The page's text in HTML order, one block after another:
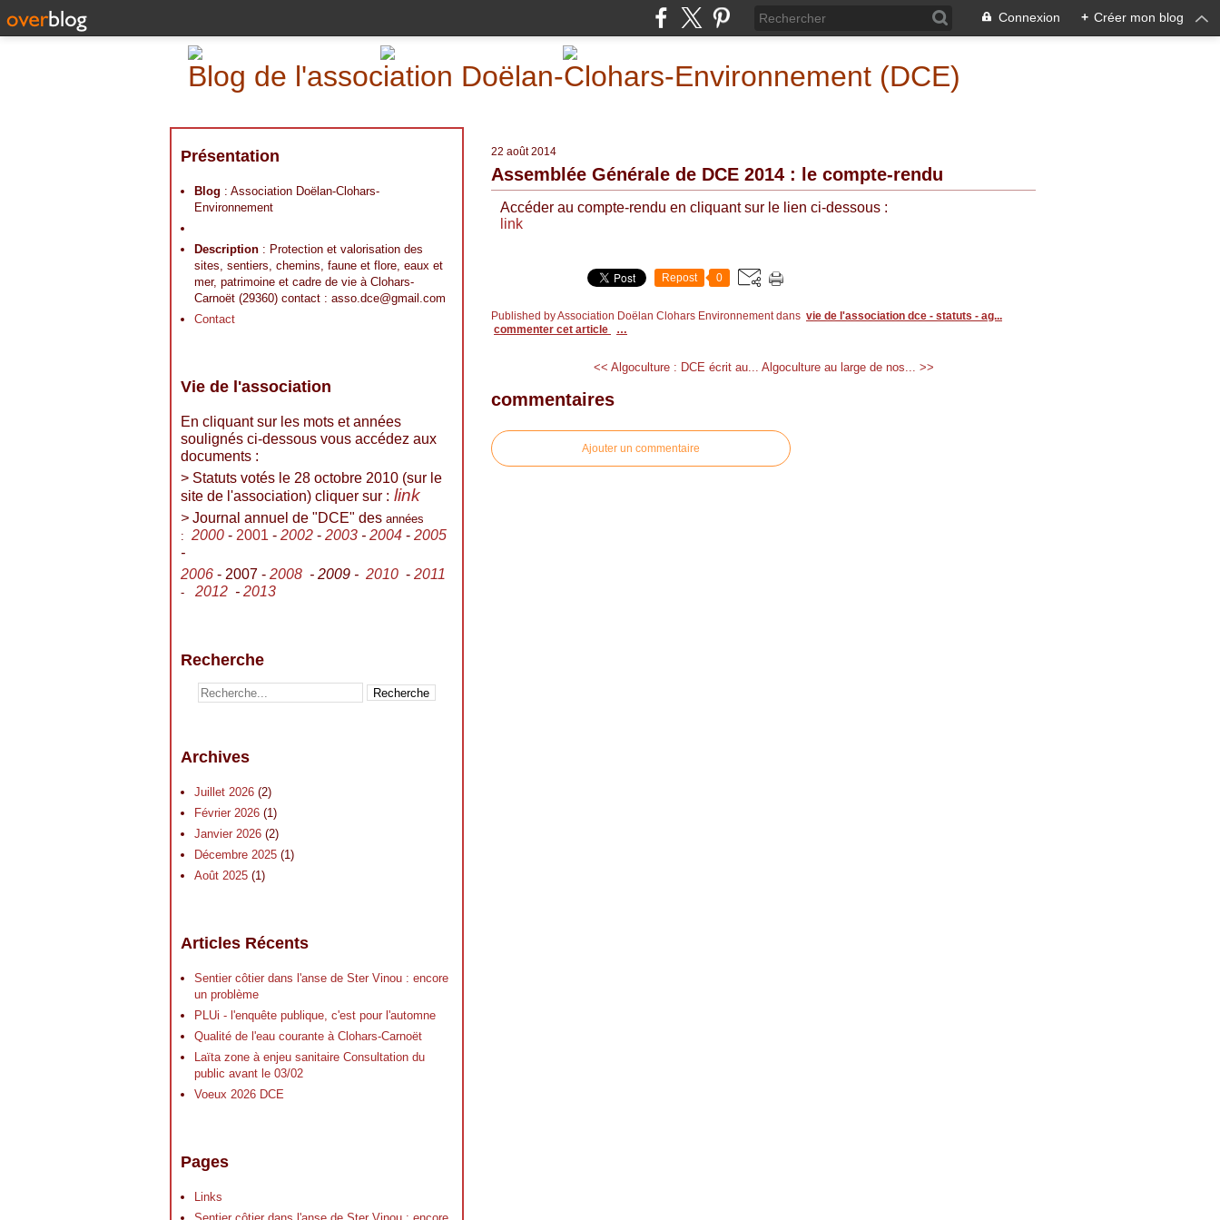
Connexion + Créer mon blog
Blog de l'association Doëlan-Clohars-Environnement (DCE)
Présentation
Blog : Association Doëlan-Clohars-
Environnement
Description : Protection et valorisation des
sites, sentiers, chemins, faune et flore, eaux et
mer, patrimoine et cadre de vie à Clohars-
Carnoët (29360) contact : asso.dce@gmail.com
Contact
Vie de l'association
En cliquant sur les mots et années
soulignés ci-dessous vous accédez aux
documents :
> Statuts votés le 28 octobre 2010 (sur le
site de l'association) cliquer sur : link
> Journal annuel de "DCE" des années
: 2000 - 2001 - 2002 - 2003 - 2004 - 2005
-
2006 - 2007 - 2008 - 2009 - 2010 - 2011
- 2012 - 2013
Recherche
Archives
Juillet 2026 (2)
Février 2026 (1)
Janvier 2026 (2)
Décembre 2025 (1)
Août 2025 (1)
Articles Récents
Sentier côtier dans l'anse de Ster Vinou : encore
un problème
PLUi - l'enquête publique, c'est pour l'automne
Qualité de l'eau courante à Clohars-Carnoët
Laïta zone à enjeu sanitaire Consultation du
public avant le 03/02
Voeux 2026 DCE
Pages
Links
22 août 2014
Assemblée Générale de DCE 2014 : le compte-rendu
Accéder au compte-rendu en cliquant sur le lien ci-dessous :
link
Repost 0
Published by Association Doëlan Clohars Environnementdans vie de l'association dce - statuts - ag...
commenter cet article
…
<< Algoculture : DCE écrit au... Algoculture au large de nos... >>
commentaires
Ajouter un commentaire